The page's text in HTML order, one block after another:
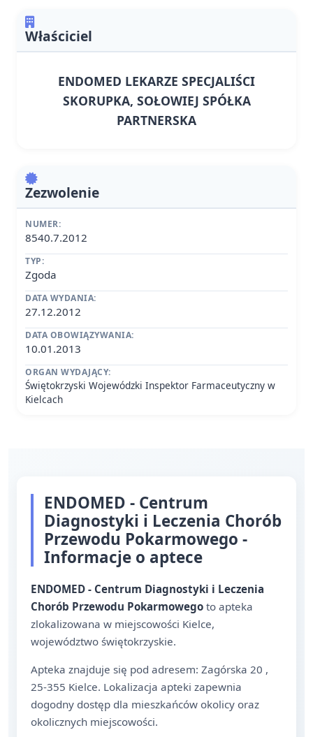
Właściciel
ENDOMED LEKARZE SPECJALIŚCI
SKORUPKA, SOŁOWIEJ SPÓŁKA
PARTNERSKA
Zezwolenie
NUMER:
8540.7.2012
TYP:
Zgoda
DATA WYDANIA:
27.12.2012
DATA OBOWIĄZYWANIA:
10.01.2013
ORGAN WYDAJĄCY:
Świętokrzyski Wojewódzki Inspektor Farmaceutyczny w
Kielcach
ENDOMED - Centrum
Diagnostyki i Leczenia Chorób
Przewodu Pokarmowego -
Informacje o aptece
ENDOMED - Centrum Diagnostyki i Leczenia
Chorób Przewodu Pokarmowego to apteka
zlokalizowana w miejscowości Kielce,
województwo świętokrzyskie.
Apteka znajduje się pod adresem: Zagórska 20 ,
25-355 Kielce. Lokalizacja apteki zapewnia
dogodny dostęp dla mieszkańców okolicy oraz
okolicznych miejscowości.